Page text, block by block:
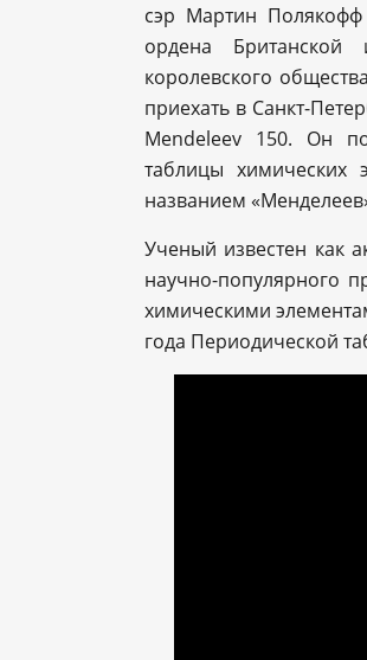
сэр Мартин Полякофф
ордена
королевского
приехать в Санкт-
Mendeleev 150. Он
таблицы
названием
Ученый известен как
научно-популярного
химическими
года Периодической